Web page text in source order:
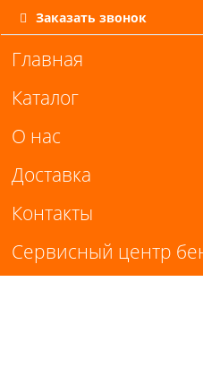
Заказать звонок
Главная
Каталог
О нас
Доставка
Контакты
Сервисный центр